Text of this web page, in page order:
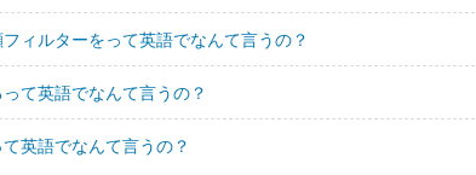
ィルターをって英語でなんて言うの？
て英語でなんて言うの？
英語でなんて言うの？